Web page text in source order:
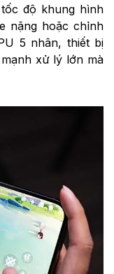
độ khung hình
nặng hoặc chỉnh
5 nhân, thiết bị
xử lý lớn mà